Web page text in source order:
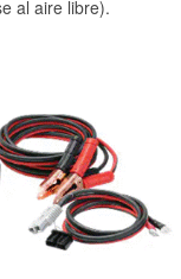
al aire libre).